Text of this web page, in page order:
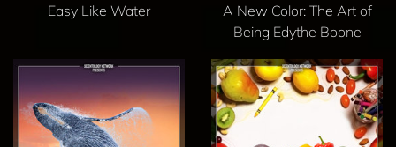
Easy Like Water
A New Color: The Art of
Being Edythe Boone